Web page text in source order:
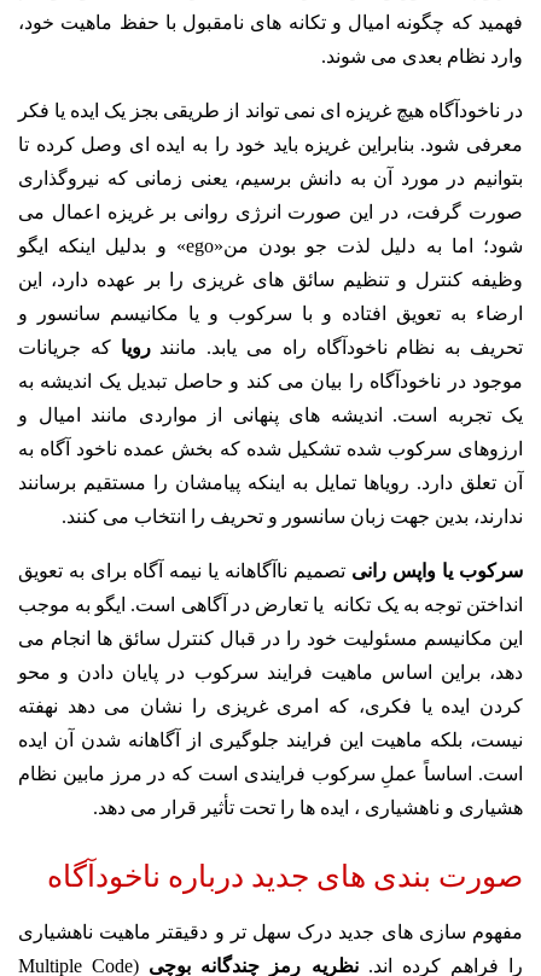
فهمید که چگونه امیال و تکانه های نامقبول با حفظ ماهیت خود،
وارد نظام بعدی می شوند.
در ناخودآگاه هیچ غریزه ای نمی تواند از طریقی بجز یک ایده یا فکر
معرفی شود. بنابراین غریزه باید خود را به ایده ای وصل کرده تا
بتوانیم در مورد آن به دانش برسیم، یعنی زمانی که نیروگذاری
صورت گرفت، در این صورت انرژی روانی بر غریزه اعمال می
شود؛ اما به دلیل لذت جو بودن من«ego» و بدلیل اینکه ایگو
وظیفه کنترل و تنظیم سائق های غریزی را بر عهده دارد، این
ارضاء به تعویق افتاده و با سرکوب و یا مکانیسم سانسور و
تحریف به نظام ناخودآگاه راه می یابد. مانندرویا که جریانات
موجود در ناخودآگاه را بیان می کند و حاصل تبدیل یک اندیشه به
یک تجربه است. اندیشه های پنهانی از مواردی مانند امیال و
ارزوهای سرکوب شده تشکیل شده که بخش عمده ناخود آگاه به
آن تعلق دارد. رویاها تمایل به اینکه پیامشان را مستقیم برسانند
ندارند، بدین جهت زبان سانسور و تحریف را انتخاب می کنند.
سرکوب یا واپس رانی تصمیم ناآگاهانه یا نیمه آگاه برای به تعویق
انداختن توجه به یک تکانه یا تعارض در آگاهی است. ایگو به موجب
این مکانیسم مسئولیت خود را در قبال کنترل سائق ها انجام می
دهد، براین اساس ماهیت فرایند سرکوب در پایان دادن و محو
کردن ایده یا فکری، که امری غریزی را نشان می دهد نهفته
نیست، بلکه ماهیت این فرایند جلوگیری از آگاهانه شدن آن ایده
است. اساساً عملِ سرکوب فرایندی است که در مرز مابین نظام
هشیاری و ناهشیاری ، ایده ها را تحت تأثیر قرار می دهد.
صورت بندی های جدید درباره ناخودآگاه
مفهوم سازی های جدید درک سهل تر و دقیقتر ماهیت ناهشیاری
را فراهم کرده اند. نظریه رمز چندگانه بوچی (Multiple Code